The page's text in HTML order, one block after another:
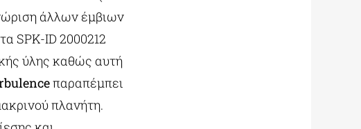
άλλων έμβιων
SPK-ID 2000212
ύλης καθώς αυτή
παραπέμπει
πλανήτη.